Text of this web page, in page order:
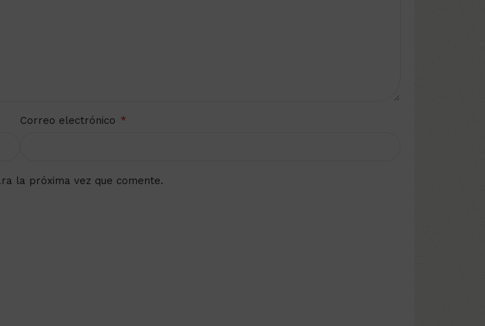
Correo electrónico *
la próxima vez que comente.